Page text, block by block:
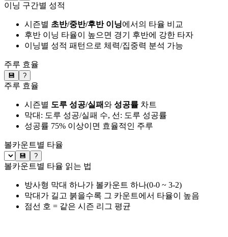
이닝 구간별 성적
시즌별 초반/중반/후반 이닝에서의 타율 비교
후반 이닝 타율이 높으면 경기 후반에 강한 타자
이닝별 성적 패턴으로 체력/집중력 분석 가능
주루 효율
💾 ?
주루 효율
시즌별 도루 성공/실패와 성공률 차트
막대: 도루 성공/실패 수, 선: 도루 성공률
성공률 75% 이상이면 효율적인 주루
볼카운트별 타율
💾 ?
볼카운트별 타율 읽는 법
방사형 막대 하나가 볼카운트 하나(0-0 ~ 3-2)
막대가 길고 붉을수록 그 카운트에서 타율이 높음
점선 호 = 같은 시즌 리그 평균